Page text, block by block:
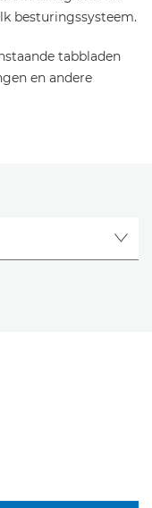
besturingssysteem.
tabbladen
en andere